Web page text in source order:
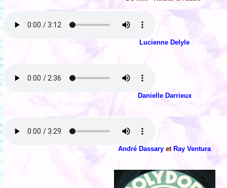
Lucienne Delyle
Danielle Darrieux
André Dassary et Ray Ventura